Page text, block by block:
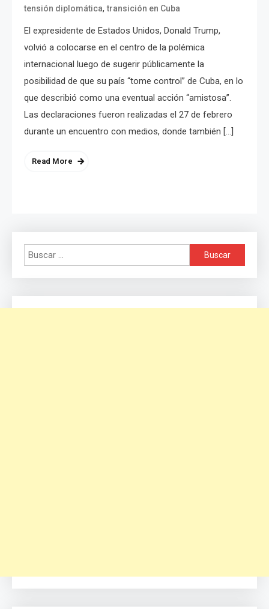
tensión diplomática,transición en Cuba
El expresidente de Estados Unidos, Donald Trump,
volvió a colocarse en el centro de la polémica
internacional luego de sugerir públicamente la
posibilidad de que su país “tome control” de Cuba, en lo
que describió como una eventual acción “amistosa”.
Las declaraciones fueron realizadas el 27 de febrero
durante un encuentro con medios, donde también […]
Read More
Buscar: